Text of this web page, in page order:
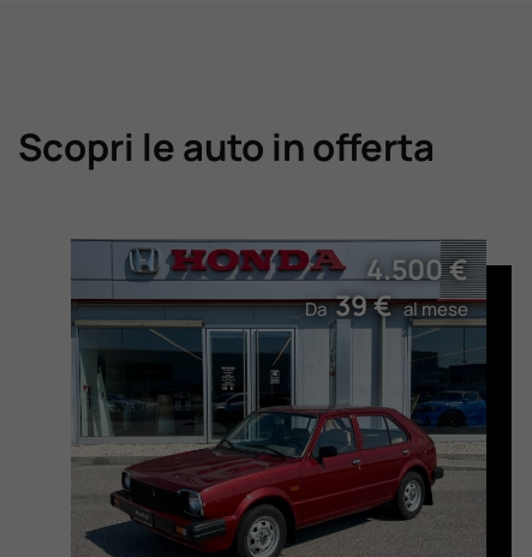
Scopri le auto in offerta
4.500 €
Da39 €al mese